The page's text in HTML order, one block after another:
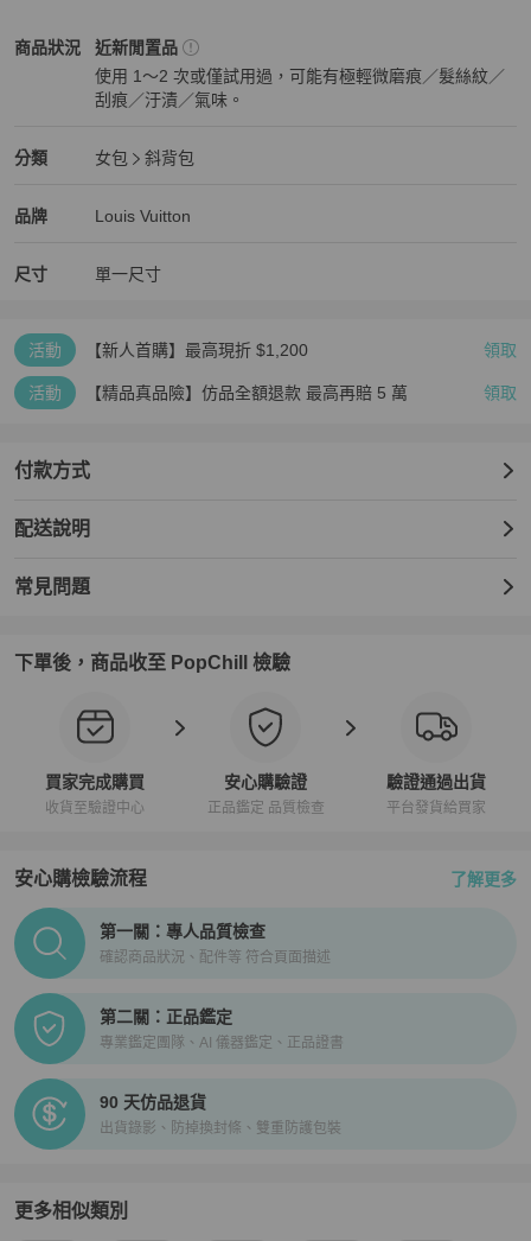
商品狀況
Louis Vuitton女包商品狀態與細節
近新閒置品
使用 1～2 次或僅試用過，可能有極輕微磨痕／髮絲紋／
刮痕／汙漬／氣味。
分類
Louis Vuitton女包 分類資訊
女包
斜背包
品牌
Louis Vuitton精品女包品牌介紹
Louis Vuitton
Louis Vuitton推薦清單
尺寸 單一尺寸
活動 【新人首購】最高現折 $1,200 領取
活動 【精品真品險】仿品全額退款 最高再賠 5 萬 領取
付款方式
配送說明
常見問題
下單後，商品收至 PopChill 檢驗
買家完成購買
收貨至驗證中心
安心購驗證
正品鑑定 品質檢查
驗證通過出貨
平台發貨給買家
安心購檢驗流程 了解更多
PopChill拍拍圈正品驗證、安心購檢驗流程介紹
第一關：專人品質檢查
確認商品狀況、配件等 符合頁面描述
第二關：正品鑑定
專業鑑定團隊、AI 儀器鑑定、正品證書
90 天仿品退貨
出貨錄影、防掉換封條、雙重防護包裝
更多相似類別